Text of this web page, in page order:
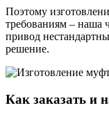
Поэтому
требованиям – наша
привод
решение.
Как заказать и